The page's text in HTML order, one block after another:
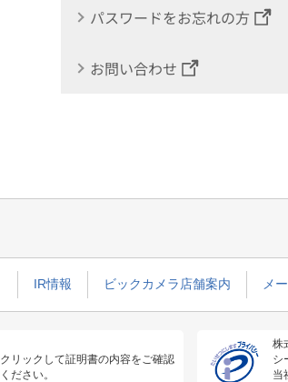
パスワードをお忘れの方
お問い合わせ
IR情報 ビックカメラ店舗案内 メ
クリックして証明書の内容をご確認
ください。
株
シ
当